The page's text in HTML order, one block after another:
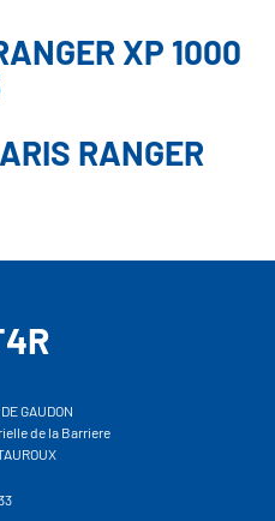
XP 1000
RANGER
GAUDON
de la Barriere